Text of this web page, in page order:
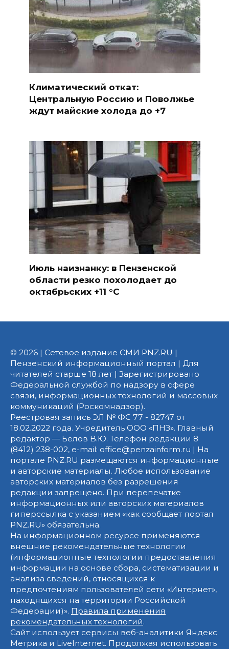
Климатический откат:
Центральную Россию и Поволжье
ждут майские холода до +7
Июль наизнанку: в Пензенской
области резко похолодает до
октябрьских +11 °C
© 2026 | Сетевое издание СМИ PNZ.RU |
Пензенский информационный портал | Для
читателей старше 18 лет | Зарегистрировано
Федеральной службой по надзору в сфере
связи, информационных технологий и массовых
коммуникаций (Роскомнадзор).
Реестровая запись ЭЛ № ФС 77 - 82747 от
18.02.2022 года. Учредитель ООО «ПНЗ». Главный
редактор — Белов В.Ю. Телефон редакции 8
(8412) 238-002, e-mail: office@penzainform.ru | На
портале PNZ.RU размещаются информационные
и авторские материалы. Любое использование
авторских материалов без разрешения
редакции запрещено. При перепечатке
информационных или авторских материалов
гиперссылка с указанием «как сообщает портал
PNZ.RU» обязательна.
На информационном ресурсе применяются
внешние рекомендательные технологии
(информационные технологии предоставления
информации на основе сбора, систематизации и
анализа сведений, относящихся к
предпочтениям пользователей сети «Интернет»,
находящихся на территории Российской
Федерации)». Правила применения
рекомендательных технологий.
Сайт использует сервисы веб-аналитики Яндекс
Метрика и LiveInternet. Продолжая использовать